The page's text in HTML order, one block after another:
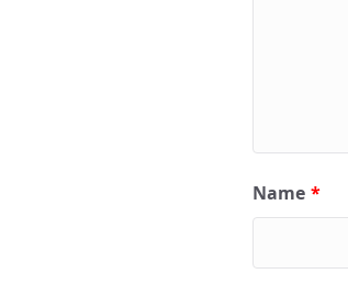
Name *